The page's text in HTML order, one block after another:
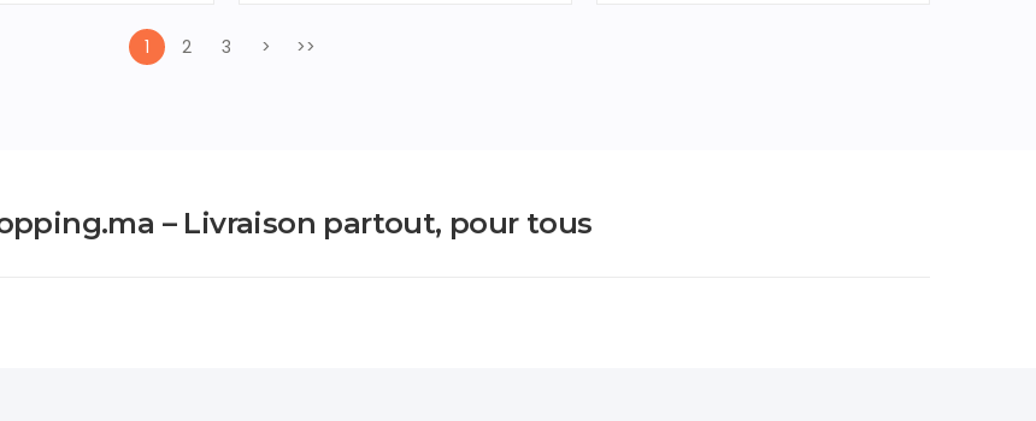
1 2 3 > >>
– Livraison partout, pour tous